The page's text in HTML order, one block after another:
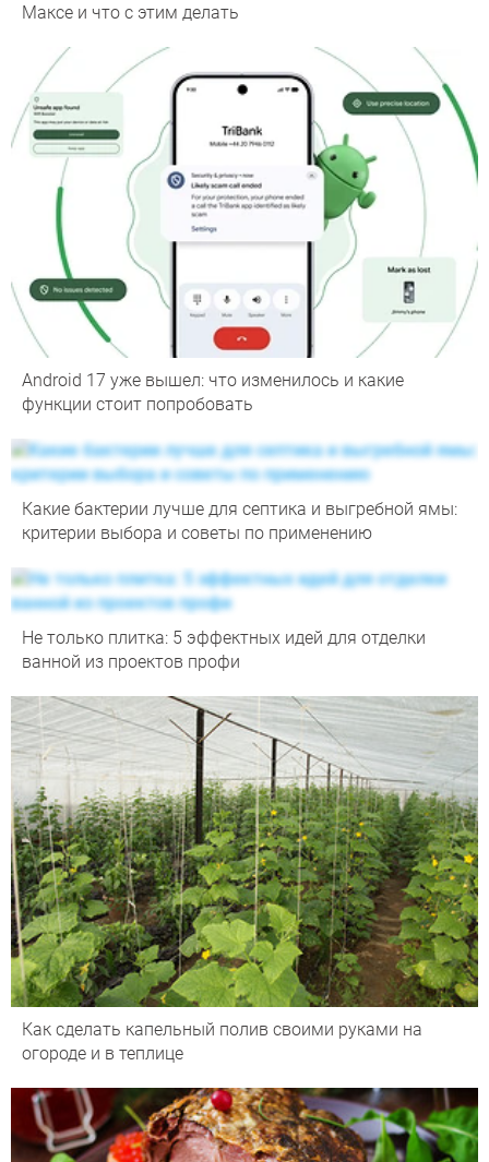
Максе и что с этим делать
Android 17 уже вышел: что изменилось и какие
функции стоит попробовать
Какие бактерии лучше для септика и выгребной ямы:
критерии выбора и советы по применению
Не только плитка: 5 эффектных идей для отделки
ванной из проектов профи
Как сделать капельный полив своими руками на
огороде и в теплице